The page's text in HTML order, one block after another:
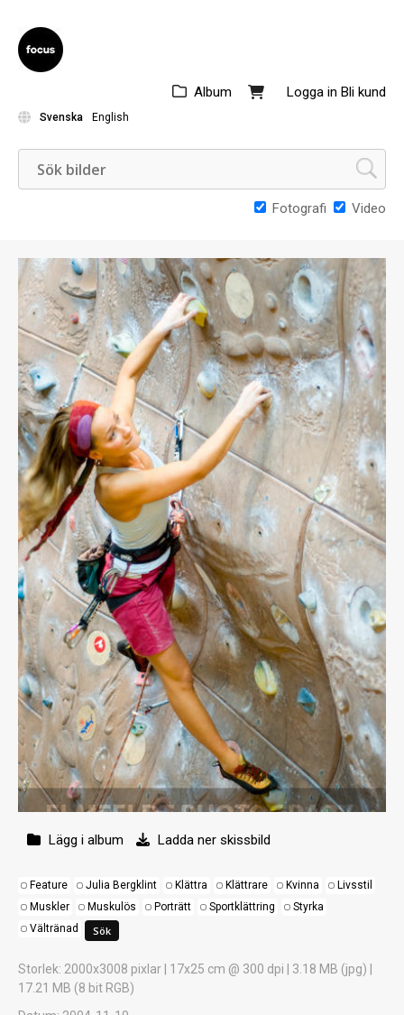
Logga in Bli kund
Album
Svenska English
Fotografi Video
Lägg i album Ladda ner skissbild
Feature Julia Bergklint Klättra Klättrare Kvinna
Livsstil
Muskler
Muskulös Porträtt Sportklättring
Styrka
Vältränad
Storlek: 2000x3008 pixlar | 17x25 cm @ 300 dpi | 3.18 MB (jpg) |
17.21 MB (8 bit RGB)